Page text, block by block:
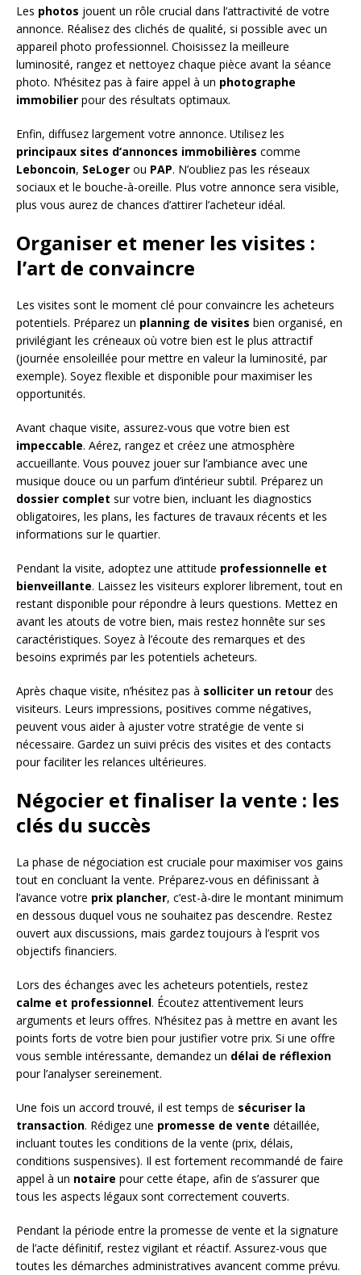
Les photos jouent un rôle crucial dans l’attractivité de votre
annonce. Réalisez des clichés de qualité, si possible avec un
appareil photo professionnel. Choisissez la meilleure
luminosité, rangez et nettoyez chaque pièce avant la séance
photo. N’hésitez pas à faire appel à un photographe
immobilier pour des résultats optimaux.
Enfin, diffusez largement votre annonce. Utilisez les
principaux sites d’annonces immobilières comme
Leboncoin, SeLoger ou PAP. N’oubliez pas les réseaux
sociaux et le bouche-à-oreille. Plus votre annonce sera visible,
plus vous aurez de chances d’attirer l’acheteur idéal.
Organiser et mener les visites :
l’art de convaincre
Les visites sont le moment clé pour convaincre les acheteurs
potentiels. Préparez un planning de visites bien organisé, en
privilégiant les créneaux où votre bien est le plus attractif
(journée ensoleillée pour mettre en valeur la luminosité, par
exemple). Soyez flexible et disponible pour maximiser les
opportunités.
Avant chaque visite, assurez-vous que votre bien est
impeccable. Aérez, rangez et créez une atmosphère
accueillante. Vous pouvez jouer sur l’ambiance avec une
musique douce ou un parfum d’intérieur subtil. Préparez un
dossier complet sur votre bien, incluant les diagnostics
obligatoires, les plans, les factures de travaux récents et les
informations sur le quartier.
Pendant la visite, adoptez une attitude professionnelle et
bienveillante. Laissez les visiteurs explorer librement, tout en
restant disponible pour répondre à leurs questions. Mettez en
avant les atouts de votre bien, mais restez honnête sur ses
caractéristiques. Soyez à l’écoute des remarques et des
besoins exprimés par les potentiels acheteurs.
Après chaque visite, n’hésitez pas à solliciter un retour des
visiteurs. Leurs impressions, positives comme négatives,
peuvent vous aider à ajuster votre stratégie de vente si
nécessaire. Gardez un suivi précis des visites et des contacts
pour faciliter les relances ultérieures.
Négocier et finaliser la vente : les
clés du succès
La phase de négociation est cruciale pour maximiser vos gains
tout en concluant la vente. Préparez-vous en définissant à
l’avance votre prix plancher, c’est-à-dire le montant minimum
en dessous duquel vous ne souhaitez pas descendre. Restez
ouvert aux discussions, mais gardez toujours à l’esprit vos
objectifs financiers.
Lors des échanges avec les acheteurs potentiels, restez
calme et professionnel. Écoutez attentivement leurs
arguments et leurs offres. N’hésitez pas à mettre en avant les
points forts de votre bien pour justifier votre prix. Si une offre
vous semble intéressante, demandez un délai de réflexion
pour l’analyser sereinement.
Une fois un accord trouvé, il est temps de sécuriser la
transaction. Rédigez une promesse de vente détaillée,
incluant toutes les conditions de la vente (prix, délais,
conditions suspensives). Il est fortement recommandé de faire
appel à un notaire pour cette étape, afin de s’assurer que
tous les aspects légaux sont correctement couverts.
Pendant la période entre la promesse de vente et la signature
de l’acte définitif, restez vigilant et réactif. Assurez-vous que
toutes les démarches administratives avancent comme prévu.